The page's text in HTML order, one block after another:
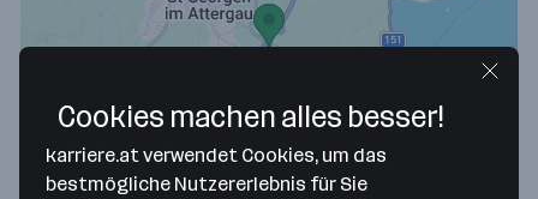
Map data ©2026 Google
ROTTNER TRESOR Gesellschaft m.b.H.
Cookies machen alles besser!
karriere.at verwendet Cookies, um das
bestmögliche Nutzererlebnis für Sie